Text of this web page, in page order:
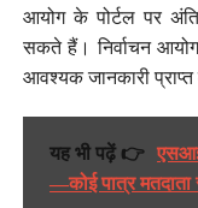
आयोग के पोर्टल पर
सकते हैं। निर्वाचन
आवश्यक जानकारी
यह भी पढ़ें 👉
—कोई पात्र